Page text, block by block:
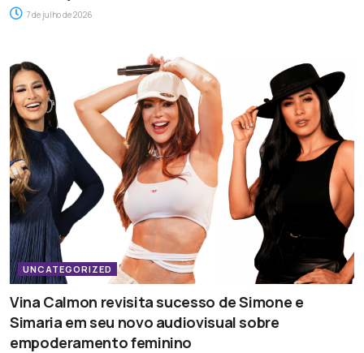
7 de julho de 2026
UNCATEGORIZED
Vina Calmon revisita sucesso de Simone e
Simaria em seu novo audiovisual sobre
empoderamento feminino